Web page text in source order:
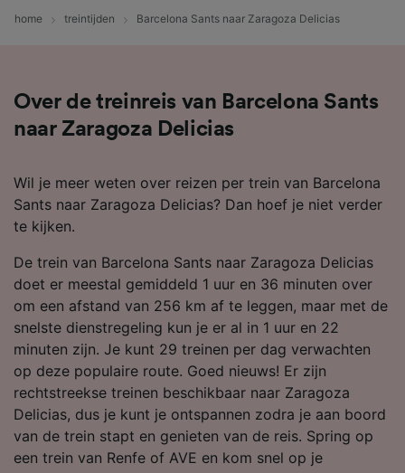
home treintijden Barcelona Sants naar Zaragoza Delicias
Over de treinreis van Barcelona Sants
naar Zaragoza Delicias
Wil je meer weten over reizen per trein van Barcelona
Sants naar Zaragoza Delicias? Dan hoef je niet verder
te kijken.
De trein van Barcelona Sants naar Zaragoza Delicias
doet er meestal gemiddeld 1 uur en 36 minuten over
om een afstand van 256 km af te leggen, maar met de
snelste dienstregeling kun je er al in 1 uur en 22
minuten zijn. Je kunt 29 treinen per dag verwachten
op deze populaire route. Goed nieuws! Er zijn
rechtstreekse treinen beschikbaar naar Zaragoza
Delicias, dus je kunt je ontspannen zodra je aan boord
van de trein stapt en genieten van de reis. Spring op
een trein van Renfe of AVE en kom snel op je